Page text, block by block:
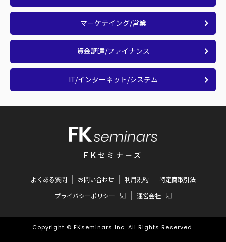
マーケテイング/営業
資金調達/ファイナンス
IT/インターネット/システム
FK セミナーズ
よくある質問 お問い合わせ 利用規約
特定商取引法
プライバシーポリシー
運営会社
Copyright © FKseminars Inc. All Rights Reserved.